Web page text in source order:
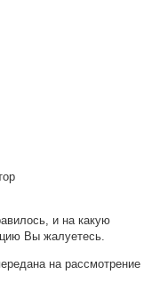
и на какую
Вы жалуетесь.
на рассмотрение